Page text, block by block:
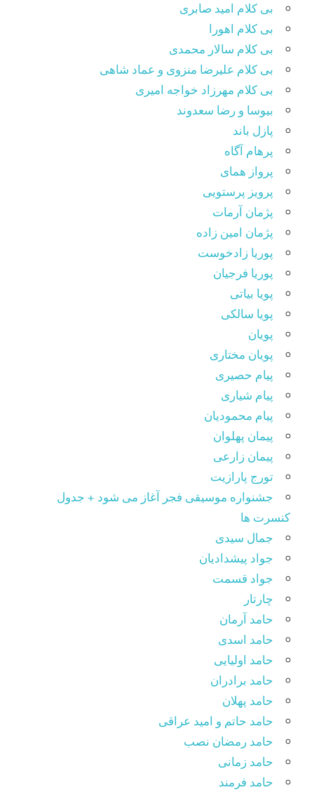
بی کلام امید صابری
بی کلام اهورا
بی کلام سالار محمدی
بی کلام علیرضا منزوی و عماد شاهی
بی کلام مهرزاد خواجه امیری
بیوسا و رضا سعدوند
پازل باند
پرهام آگاه
پرواز همای
پرویز پرستویی
پژمان آرمات
پژمان امین زاده
پوریا زادخوست
پوریا فرجیان
پویا بیاتی
پویا سالکی
پویان
پویان مختاری
پیام حصیری
پیام شیاری
پیام محمودیان
پیمان پهلوان
پیمان زارعی
تورج پارازیت
جشنواره موسیقی فجر آغاز می شود + جدول
کنسرت ها
جمال سیدی
جواد پیشدادیان
جواد قسمت
چارتار
حامد آرمان
حامد اسدی
حامد اولیایی
حامد برادران
حامد پهلان
حامد حاتم و امید عراقی
حامد رمضان نصب
حامد زمانی
حامد فرمند